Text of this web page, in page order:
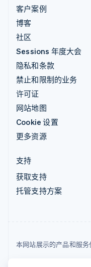
客户案例
博客
社区
Sessions 年度大会
隐私和条款
禁止和限制的业务
许可证
网站地图
Cookie 设置
更多资源
支持
获取支持
托管支持方案
本网站展示的产品和服